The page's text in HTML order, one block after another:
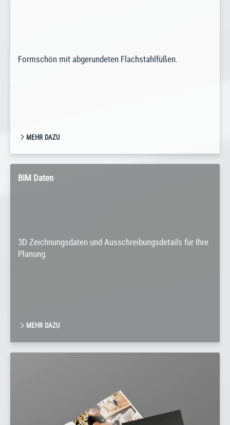
BIM Daten
3D Zeichnungsdaten und Ausschreibungsdetails für Ihre
Planung.
MEHR DAZU
Formschön mit abgerundeten Flachstahlfüßen.
MEHR DAZU